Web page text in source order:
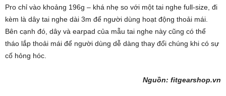
Pro chỉ vào khoảng 196g – khá nhẹ so với một tai nghe full-size, đi
kèm là dây tai nghe dài 3m để người dùng hoạt động thoải mái.
Bên cạnh đó, dây và earpad của mẫu tai nghe này cũng có thể
tháo lắp thoải mái để người dùng dễ dàng thay đổi chúng khi có sự
cố hỏng hóc.
Nguồn: fitgearshop.vn